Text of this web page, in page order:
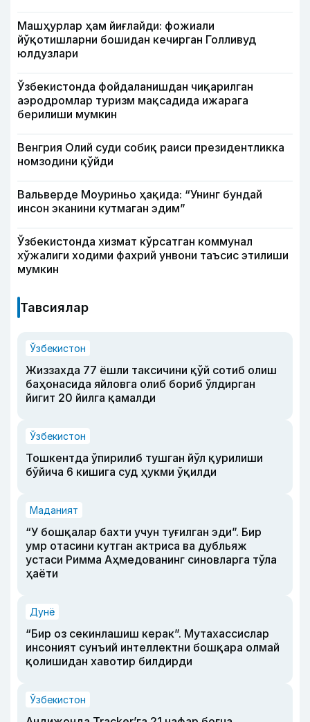
Машҳурлар ҳам йиғлайди: фожиали
йўқотишларни бошидан кечирган Голливуд
юлдузлари
Ўзбекистонда фойдаланишдан чиқарилган
аэродромлар туризм мақсадида ижарага
берилиши мумкин
Венгрия Олий суди собиқ раиси президентликка
номзодини қўйди
Вальверде Моуриньо ҳақида: “Унинг бундай
инсон эканини кутмаган эдим”
Ўзбекистонда хизмат кўрсатган коммунал
хўжалиги ходими фахрий унвони таъсис этилиши
мумкин
Тавсиялар
Ўзбекистон
Жиззахда 77 ёшли таксичини қўй сотиб олиш
баҳонасида яйловга олиб бориб ўлдирган
йигит 20 йилга қамалди
Ўзбекистон
Тошкентда ўпирилиб тушган йўл қурилиши
бўйича 6 кишига суд ҳукми ўқилди
Маданият
“У бошқалар бахти учун туғилган эди”. Бир
умр отасини кутган актриса ва дубльяж
устаси Римма Аҳмедованинг синовларга тўла
ҳаёти
Дунё
“Бир оз секинлашиш керак”. Мутахассислар
инсоният сунъий интеллектни бошқара олмай
қолишидан хавотир билдирди
Ўзбекистон